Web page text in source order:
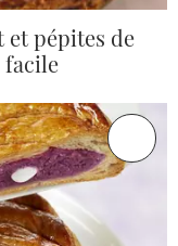
et pépites de
facile